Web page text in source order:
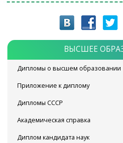
ВЫСШЕЕ
Дипломы о высшем образовании
Приложение к диплому
Дипломы СССР
Академическая справка
Диплом кандидата наук